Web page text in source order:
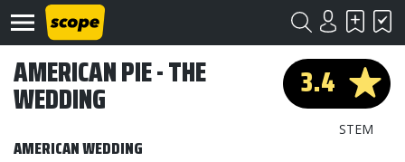
3.4
STEM
AMERICAN PIE - THE
WEDDING
AMERICAN WEDDING